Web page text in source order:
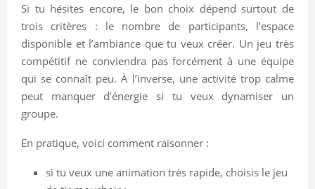
Si tu hésites encore, le bon choix dépend surtout de
trois critères : le nombre de participants, l’espace
disponible et l’ambiance que tu veux créer. Un jeu très
compétitif ne conviendra pas forcément à une équipe
qui se connaît peu. À l’inverse, une activité trop calme
peut manquer d’énergie si tu veux dynamiser un
groupe.
En pratique, voici comment raisonner :
si tu veux une animation très rapide, choisis le jeu